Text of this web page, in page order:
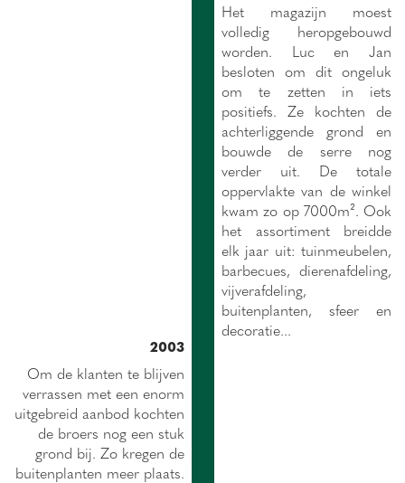
Het magazijn moest
volledig heropgebouwd
worden. Luc en Jan
besloten om dit ongeluk
om te zetten in iets
positiefs. Ze kochten de
achterliggende grond en
bouwde de serre nog
verder uit. De totale
oppervlakte van de winkel
kwam zo op 7000m². Ook
het assortiment breidde
elk jaar uit: tuinmeubelen,
barbecues, dierenafdeling,
vijverafdeling,
buitenplanten, sfeer en
decoratie...
2003
Om de klanten te blijven
verrassen met een enorm
uitgebreid aanbod kochten
de broers nog een stuk
grond bij. Zo kregen de
buitenplanten meer plaats.